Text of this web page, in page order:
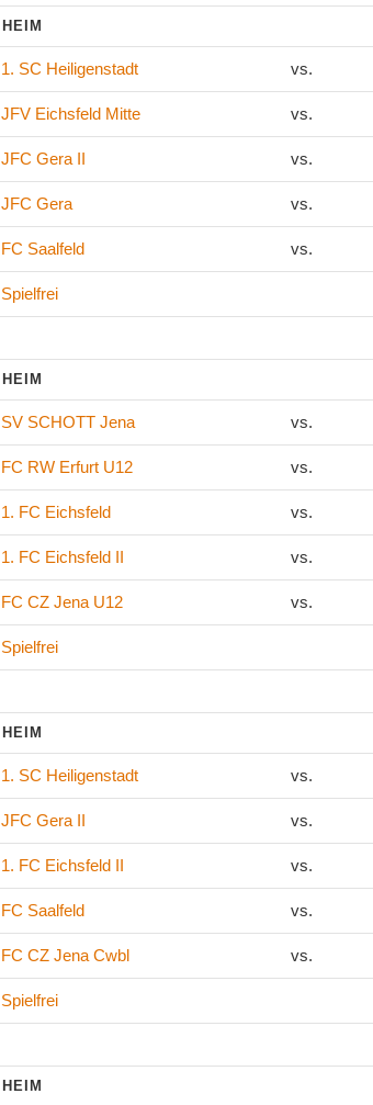
HEIM
1. SC Heiligenstadt vs.
JFV Eichsfeld Mitte vs.
JFC Gera II vs.
JFC Gera vs.
FC Saalfeld vs.
Spielfrei
HEIM
SV SCHOTT Jena vs.
FC RW Erfurt U12 vs.
1. FC Eichsfeld vs.
1. FC Eichsfeld II vs.
FC CZ Jena U12 vs.
Spielfrei
HEIM
1. SC Heiligenstadt vs.
JFC Gera II vs.
1. FC Eichsfeld II vs.
FC Saalfeld vs.
FC CZ Jena Cwbl vs.
Spielfrei
HEIM